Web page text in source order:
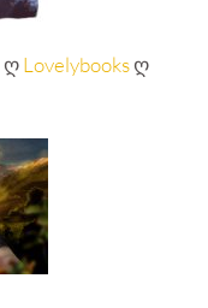
ღLovelybooksღ